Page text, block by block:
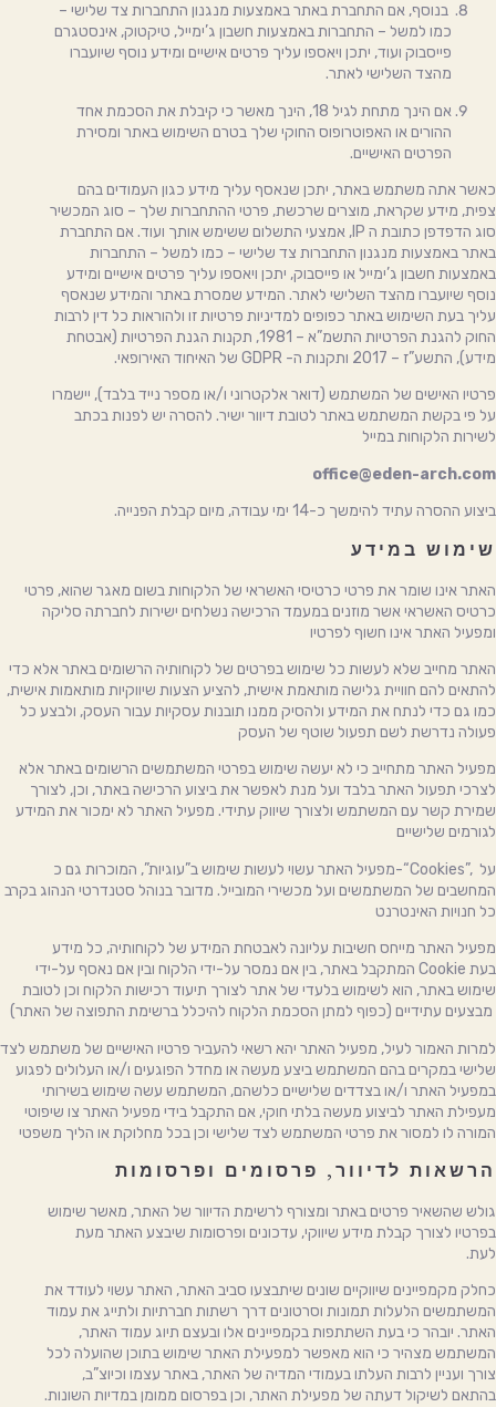
בנוסף, אם התחברת באתר באמצעות מנגנון התחברות צד שלישי –
כמו למשל – התחברות באמצעות חשבון ג’ימייל, טיקטוק, אינסטגרם
פייסבוק ועוד, יתכן ויאספו עליך פרטים אישיים ומידע נוסף שיועברו
מהצד השלישי לאתר.
אם הינך מתחת לגיל 18, הינך מאשר כי קיבלת את הסכמת אחד
ההורים או האפוטרופוס החוקי שלך בטרם השימוש באתר ומסירת
הפרטים האישיים.
כאשר אתה משתמש באתר, יתכן שנאסף עליך מידע כגון העמודים בהם
צפית, מידע שקראת, מוצרים שרכשת, פרטי ההתחברות שלך – סוג המכשיר
סוג הדפדפן כתובת ה IP, אמצעי התשלום ששימש אותך ועוד. אם התחברת
באתר באמצעות מנגנון התחברות צד שלישי – כמו למשל – התחברות
באמצעות חשבון ג’ימייל או פייסבוק, יתכן ויאספו עליך פרטים אישיים ומידע
נוסף שיועברו מהצד השלישי לאתר. המידע שמסרת באתר והמידע שנאסף
עליך בעת השימוש באתר כפופים למדיניות פרטיות זו ולהוראות כל דין לרבות
החוק להגנת הפרטיות התשמ”א – 1981, תקנות הגנת הפרטיות (אבטחת
מידע), התשע”ז – 2017 ותקנות ה- GDPR של האיחוד האירופאי.
פרטיו האישים של המשתמש (דואר אלקטרוני ו/או מספר נייד בלבד), יישמרו
על פי בקשת המשתמש באתר לטובת דיוור ישיר. להסרה יש לפנות בכתב
לשירות הלקוחות במייל
office@eden-arch.com
ביצוע ההסרה עתיד להימשך כ-14 ימי עבודה, מיום קבלת הפנייה.
שימוש במידע
האתר אינו שומר את פרטי כרטיסי האשראי של הלקוחות בשום מאגר שהוא, פרטי
כרטיס האשראי אשר מוזנים במעמד הרכישה נשלחים ישירות לחברתה סליקה
ומפעיל האתר אינו חשוף לפרטיו
האתר מחייב שלא לעשות כל שימוש בפרטים של לקוחותיה הרשומים באתר אלא כדי
להתאים להם חוויית גלישה מותאמת אישית, להציע הצעות שיווקיות מותאמות אישית,
כמו גם כדי לנתח את המידע ולהסיק ממנו תובנות עסקיות עבור העסק, ולבצע כל
פעולה נדרשת לשם תפעול שוטף של העסק
מפעיל האתר מתחייב כי לא יעשה שימוש בפרטי המשתמשים הרשומים באתר אלא
לצרכי תפעול האתר בלבד ועל מנת לאפשר את ביצוע הרכישה באתר, וכן, לצורך
שמירת קשר עם המשתמש ולצורך שיווק עתידי. מפעיל האתר לא ימכור את המידע
לגורמים שלישיים
מפעיל האתר עשוי לעשות שימוש ב”עוגיות”, המוכרות גם כ-“Cookies”, על
המחשבים של המשתמשים ועל מכשירי המובייל. מדובר בנוהל סטנדרטי הנהוג בקרב
כל חנויות האינטרנט
מפעיל האתר מייחס חשיבות עליונה לאבטחת המידע של לקוחותיה, כל מידע
המתקבל באתר, בין אם נמסר על-ידי הלקוח ובין אם נאסף על-ידי Cookie בעת
שימוש באתר, הוא לשימוש בלעדי של אתר לצורך תיעוד רכישות הלקוח וכן לטובת
למרות האמור לעיל, מפעיל האתר יהא רשאי להעביר פרטיו האישיים של משתמש לצד
שלישי במקרים בהם המשתמש ביצע מעשה או מחדל הפוגעים ו/או העלולים לפגוע
במפעיל האתר ו/או בצדדים שלישיים כלשהם, המשתמש עשה שימוש בשירותי
מעפילת האתר לביצוע מעשה בלתי חוקי, אם התקבל בידי מפעיל האתר צו שיפוטי
המורה לו למסור את פרטי המשתמש לצד שלישי וכן בכל מחלוקת או הליך משפטי
הרשאות לדיוור, פרסומים ופרסומות
גולש שהשאיר פרטים באתר ומצורף לרשימת הדיוור של האתר, מאשר שימוש
בפרטיו לצורך קבלת מידע שיווקי, עדכונים ופרסומות שיבצע האתר מעת
לעת.
כחלק מקמפיינים שיווקיים שונים שיתבצעו סביב האתר, האתר עשוי לעודד את
המשתמשים הלעלות תמונות וסרטונים דרך רשתות חברתיות ולתייג את עמוד
האתר. יובהר כי בעת השתתפות בקמפיינים אלו ובעצם תיוג עמוד האתר,
המשתמש מצהיר כי הוא מאפשר למפעילת האתר שימוש בתוכן שהועלה לכל
צורך ועניין לרבות העלתו בעמודי המדיה של האתר, באתר עצמו וכיוצ”ב,
בהתאם לשיקול דעתה של מפעילת האתר, וכן בפרסום ממומן במדיות השונות.